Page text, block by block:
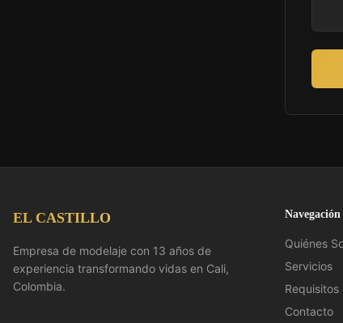
EL CASTILLO
Empresa de modelaje con 13 años de
experiencia transformando vidas en Cali,
Colombia.
Navegación
Quiénes
Servicios
Requisitos
Contacto